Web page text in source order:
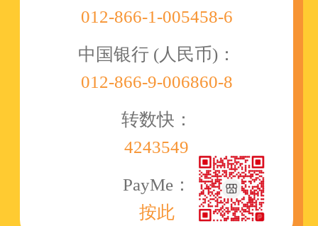
012-866-1-005458-6
中国银行 (人民币)：
012-866-9-006860-8
转数快：
4243549
PayMe：
按此